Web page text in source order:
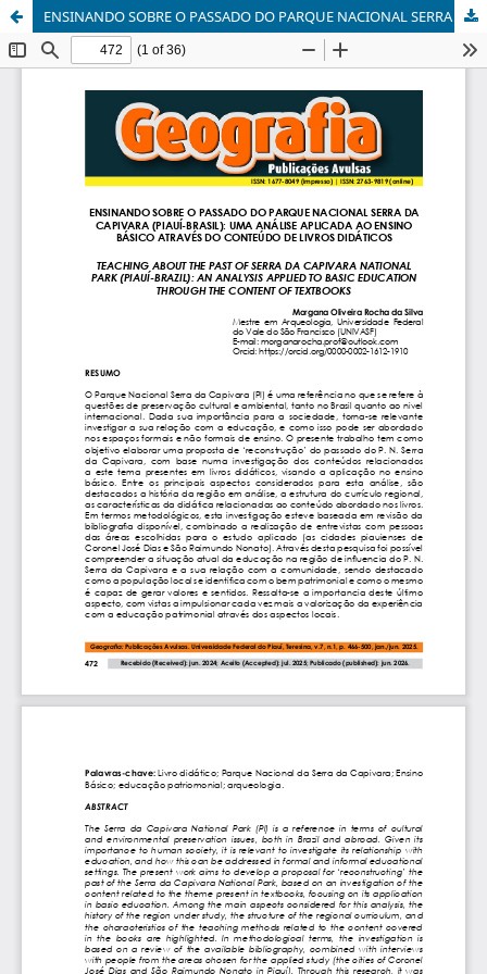
ENSINANDO SOBRE O PASSADO DO PARQUE NACIONAL SERRA DA CAPIVARA (PIAUÍ-BRASIL): UMA ANÁLISE APLICADA AO ENSINO BÁSICO ATRAVÉS DO CONTEÚDO DE LIVROS DIDÁTICOS